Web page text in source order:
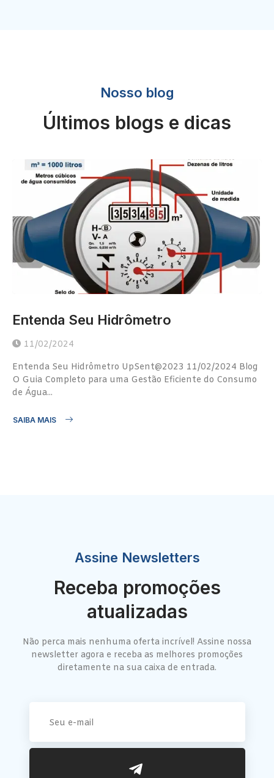
Nosso blog
Últimos blogs e dicas
Entenda Seu Hidrômetro
11/02/2024
Entenda Seu Hidrômetro UpSent@2023 11/02/2024 Blog
O Guia Completo para uma Gestão Eficiente do Consumo
de Água...
SAIBA MAIS
Assine Newsletters
Receba promoções
atualizadas
Não perca mais nenhuma oferta incrível! Assine nossa
newsletter agora e receba as melhores promoções
diretamente na sua caixa de entrada.